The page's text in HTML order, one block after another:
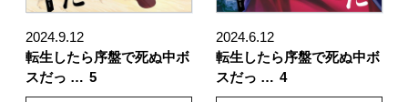
2024.9.12
転生したら序盤で死ぬ中ボ
スだっ … 5
2024.6.12
転生したら序盤で死ぬ中ボ
スだっ … 4